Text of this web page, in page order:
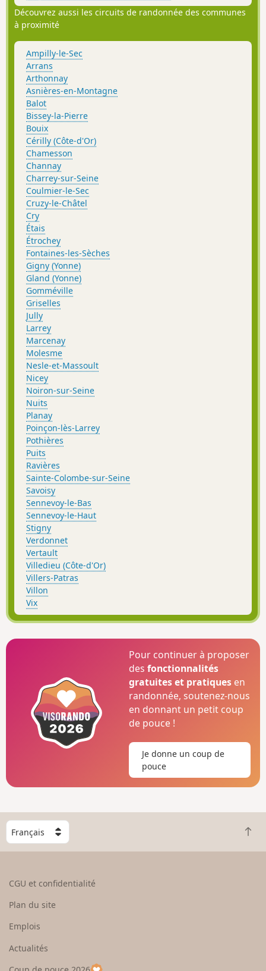
Découvrez aussi les circuits de randonnée des communes
à proximité
Ampilly-le-Sec
Arrans
Arthonnay
Asnières-en-Montagne
Balot
Bissey-la-Pierre
Bouix
Cérilly (Côte-d'Or)
Chamesson
Channay
Charrey-sur-Seine
Coulmier-le-Sec
Cruzy-le-Châtel
Cry
Étais
Étrochey
Fontaines-les-Sèches
Gigny (Yonne)
Gland (Yonne)
Gomméville
Griselles
Jully
Larrey
Marcenay
Molesme
Nesle-et-Massoult
Nicey
Noiron-sur-Seine
Nuits
Planay
Poinçon-lès-Larrey
Pothières
Puits
Ravières
Sainte-Colombe-sur-Seine
Savoisy
Sennevoy-le-Bas
Sennevoy-le-Haut
Stigny
Verdonnet
Vertault
Villedieu (Côte-d'Or)
Villers-Patras
Villon
Vix
Pour continuer à proposer
desfonctionnalités
gratuites et pratiques en
randonnée, soutenez-nous
en donnant un petit coup
de pouce !
Je donne un coup de
pouce
C
h
o
e
u
R
e
CGU et confidentialité
Plan du site
Emplois
Actualités